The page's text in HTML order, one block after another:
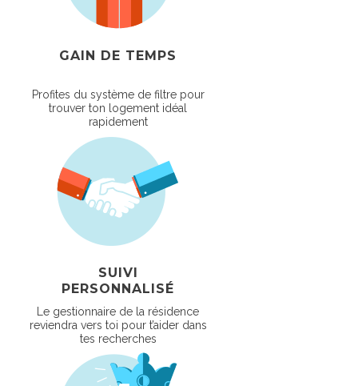
GAIN DE TEMPS
Profites du système de filtre pour
trouver ton logement idéal
rapidement
SUIVI
PERSONNALISÉ
Le gestionnaire de la résidence
reviendra vers toi pour t’aider dans
tes recherches